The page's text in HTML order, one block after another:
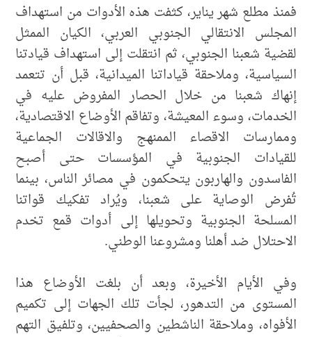
فمنذ مطلع شهر يناير، كثفت هذه الأدوات من استهداف
المجلس الانتقالي الجنوبي العربي، الكيان الممثل
لقضية شعبنا الجنوبي، ثم انتقلت إلى استهداف قيادتنا
السياسية، وملاحقة قياداتنا الميدانية، قبل أن تتعمد
إنهاك شعبنا من خلال الحصار المفروض عليه في
الخدمات، وسوء المعيشة، وتفاقم الأوضاع الاقتصادية،
وممارسات الاقصاء الممنهج والاقالات الجماعية
للقيادات الجنوبية في المؤسسات حتى أصبح
الفاسدون والهاربون يتحكمون في مصائر الناس، بينما
تُفرض الوصاية على شعبنا، ويُراد تفكيك قواتنا
المسلحة الجنوبية وتحويلها إلى أدوات قمع تخدم
الاحتلال ضد أهلنا ومشروعنا الوطني.
وفي الأيام الأخيرة، وبعد أن بلغت الأوضاع هذا
المستوى من التدهور، لجأت تلك الجهات إلى تكميم
الأفواه، وملاحقة الناشطين والصحفيين، وتلفيق التهم